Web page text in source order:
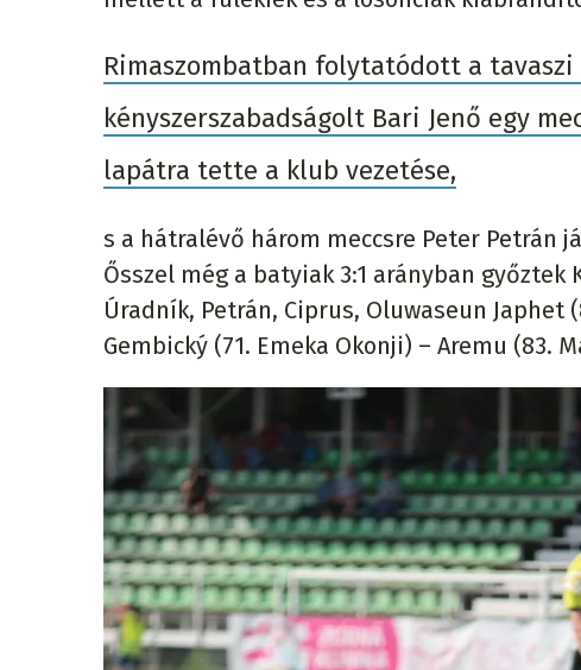
Rimaszombatban folytatódott a tavaszi
kényszerszabadságolt Bari Jenő egy
lapátra tette a klub vezetése,
s a hátralévő három meccsre Peter Petrán
Ősszel még a batyiak 3:1 arányban
Úradník, Petrán, Ciprus, Oluwaseun Japhet
Gembický (71. Emeka Okonji) – Aremu (83.